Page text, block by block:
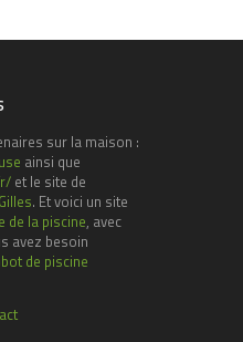
sur la maison :
ainsi que
et le site de
. Et voici un site
de la piscine, avec
avez besoin
de piscine